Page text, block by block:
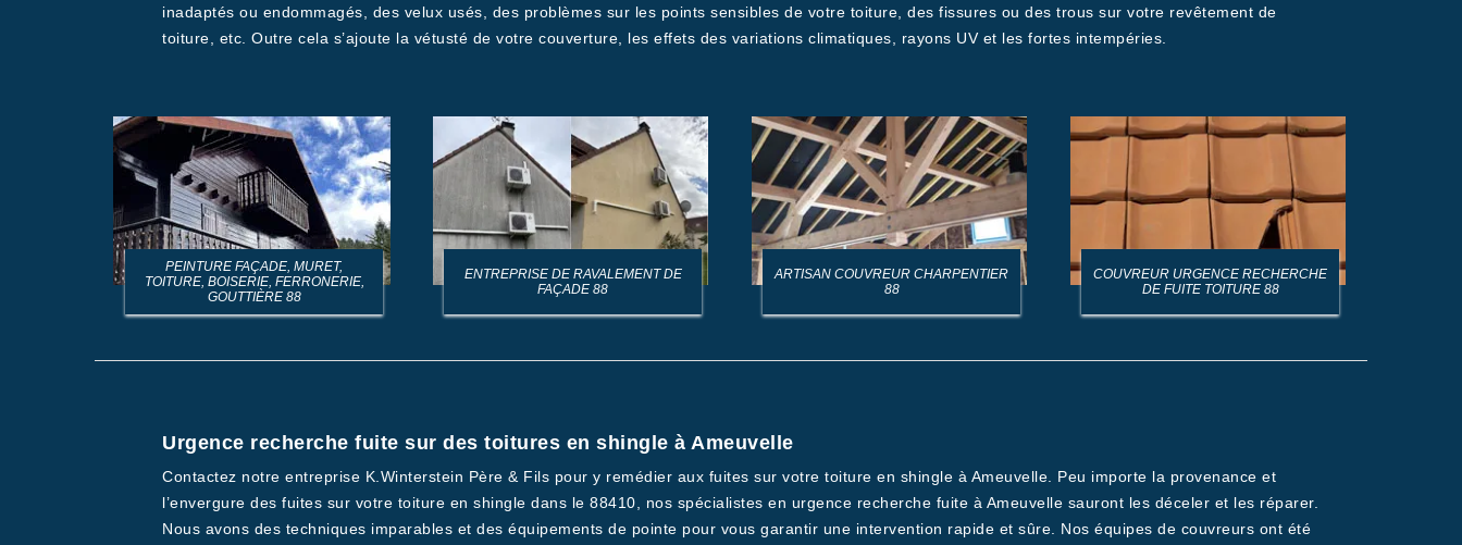
inadaptés ou endommagés, des velux usés, des problèmes sur les points sensibles de votre toiture, des fissures ou des trous sur votre revêtement de
toiture, etc. Outre cela s’ajoute la vétusté de votre couverture, les effets des variations climatiques, rayons UV et les fortes intempéries.
PEINTURE FAÇADE, MURET,
TOITURE, BOISERIE, FERRONERIE,
GOUTTIÈRE 88
ENTREPRISE DE RAVALEMENT DE
FAÇADE 88
ARTISAN COUVREUR CHARPENTIER
88
COUVREUR URGENCE RECHERCHE
DE FUITE TOITURE 88
Urgence recherche fuite sur des toitures en shingle à Ameuvelle
Contactez notre entreprise K.Winterstein Père & Fils pour y remédier aux fuites sur votre toiture en shingle à Ameuvelle. Peu importe la provenance et
l’envergure des fuites sur votre toiture en shingle dans le 88410, nos spécialistes en urgence recherche fuite à Ameuvelle sauront les déceler et les réparer.
Nous avons des techniques imparables et des équipements de pointe pour vous garantir une intervention rapide et sûre. Nos équipes de couvreurs ont été